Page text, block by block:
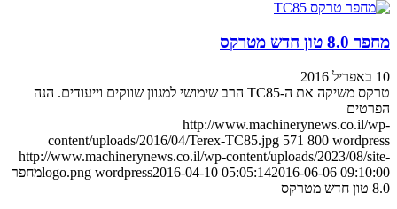
מחפר 8.0 טון חדש מטרקס
10 באפריל 2016
טרקס משיקה את ה-TC85 הרב שימושי למגוון שווקים וייעודים. הנה
הפרטים
http://www.machinerynews.co.il/wp-
content/uploads/2016/04/Terex-TC85.jpg 571 800 wordpress
http://www.machinerynews.co.il/wp-content/uploads/2023/08/site-
logo.png wordpress2016-04-10 05:05:142016-06-06 09:10:00
מחפר
8.0 טון חדש מטרקס